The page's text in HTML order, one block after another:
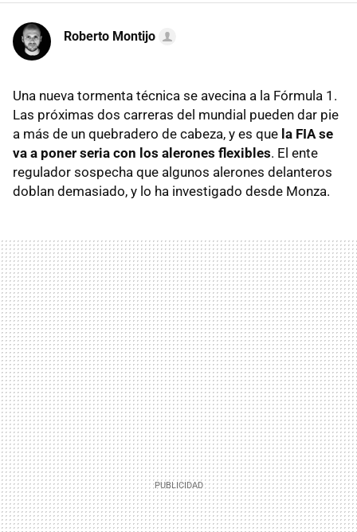
Roberto Montijo
Una nueva tormenta técnica se avecina a la Fórmula 1.
Las próximas dos carreras del mundial pueden dar pie
a más de un quebradero de cabeza, y es que la FIA se
va a poner seria con los alerones flexibles. El ente
regulador sospecha que algunos alerones delanteros
doblan demasiado, y lo ha investigado desde Monza.